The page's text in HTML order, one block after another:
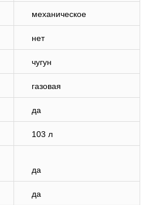
механическое
нет
чугун
газовая
да
103 л
да
да